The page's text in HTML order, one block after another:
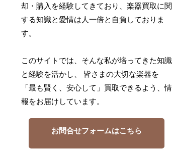
却・購入を経験してきており、楽器買取に関
する知識と愛情は人一倍と自負しておりま
す。
このサイトでは、そんな私が培ってきた知識
と経験を活かし、 皆さまの大切な楽器を
「最も賢く、安心して」買取できるよう、情
報をお届けしています。
お問合せフォームはこちら